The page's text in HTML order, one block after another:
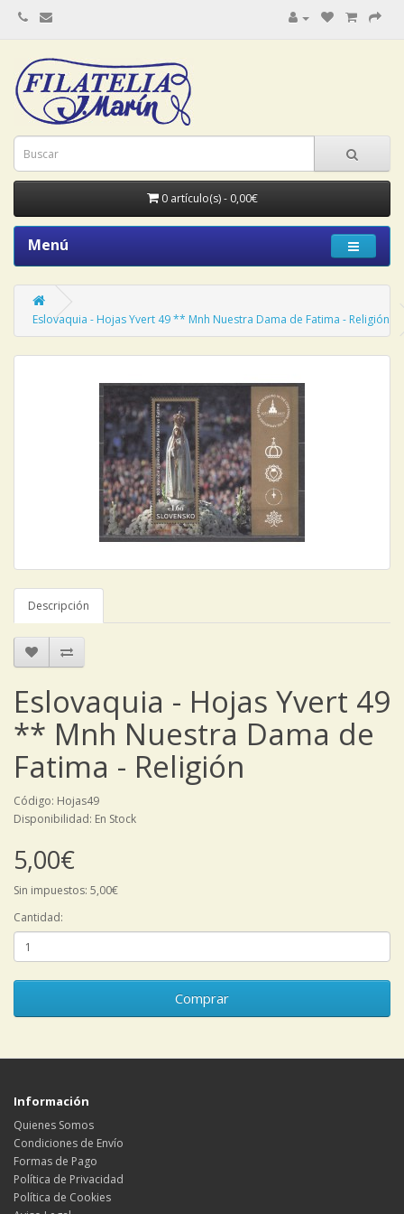
0 artículo(s) - 0,00€
Menú
Eslovaquia - Hojas Yvert 49 ** Mnh Nuestra Dama de Fatima - Religión
Descripción
Eslovaquia - Hojas Yvert 49
** Mnh Nuestra Dama de
Fatima - Religión
Código: Hojas49
Disponibilidad: En Stock
5,00€
Sin impuestos: 5,00€
Cantidad:
Comprar
Información
Quienes Somos
Condiciones de Envío
Formas de Pago
Política de Privacidad
Política de Cookies